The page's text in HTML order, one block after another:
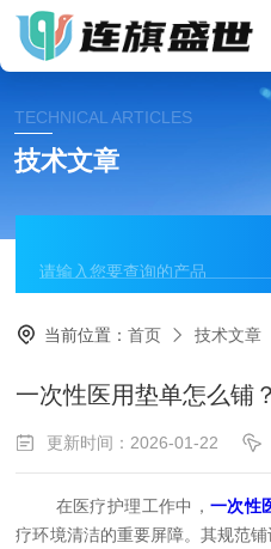
TECHNICAL ARTICLES
技术文章
当前位置：首页 技术文章
一次性医用垫单怎么铺
更新时间：2026-01-22
在医疗护理工作中，一次性
疗环境清洁的重要屏障。其规范